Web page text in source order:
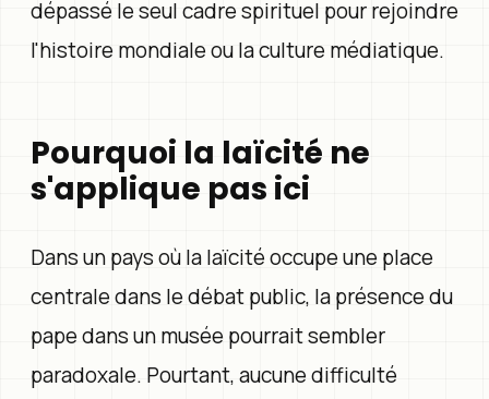
dépassé le seul cadre spirituel pour rejoindre
l'histoire mondiale ou la culture médiatique.
Pourquoi la laïcité ne
s'applique pas ici
Dans un pays où la laïcité occupe une place
centrale dans le débat public, la présence du
pape dans un musée pourrait sembler
paradoxale. Pourtant, aucune difficulté